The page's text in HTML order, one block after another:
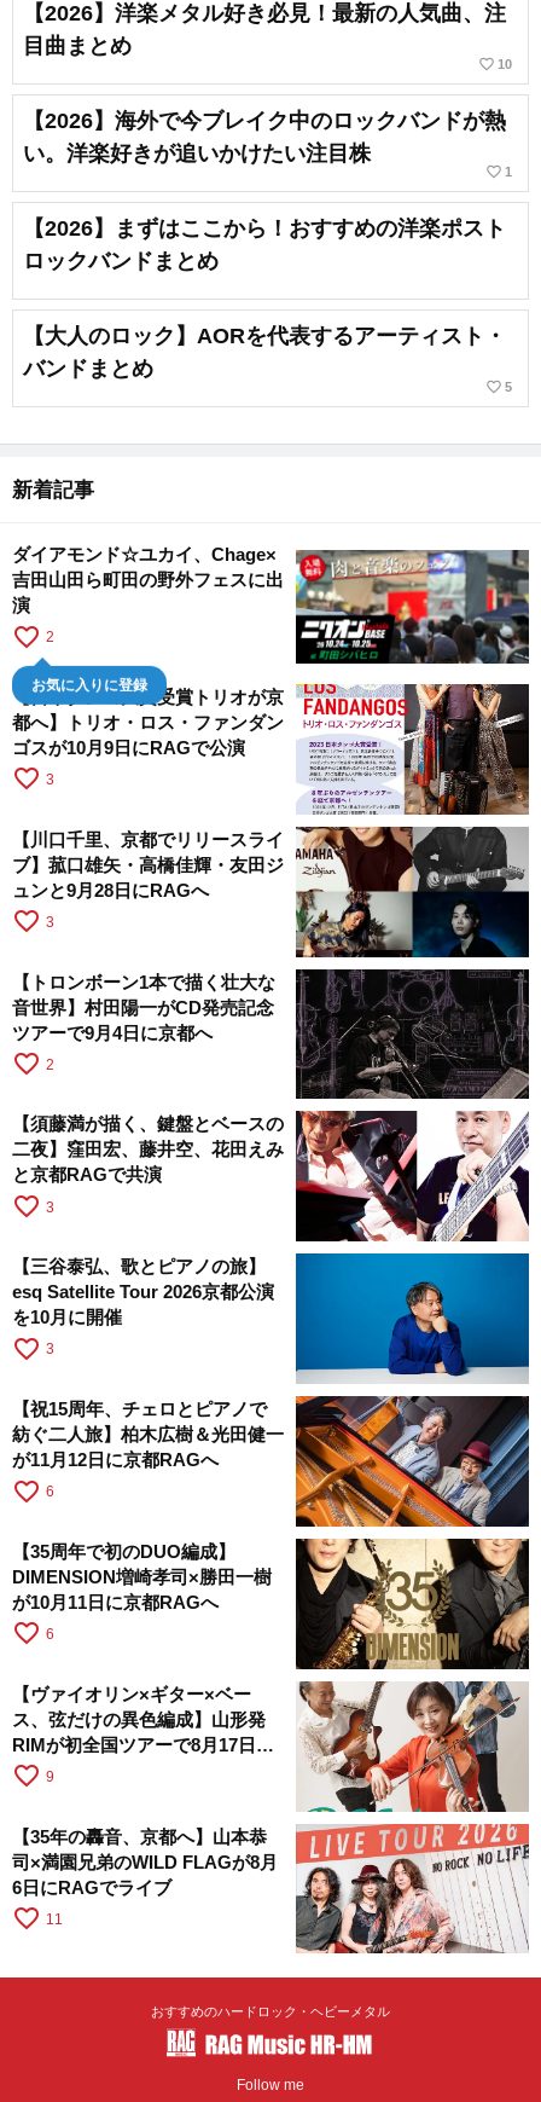
【2026】洋楽メタル好き必見！最新の人気曲、注
目曲まとめ
favorite_border 10
【2026】海外で今ブレイク中のロックバンドが熱
い。洋楽好きが追いかけたい注目株
favorite_border 1
【2026】まずはここから！おすすめの洋楽ポスト
ロックバンドまとめ
【大人のロック】AORを代表するアーティスト・
バンドまとめ
favorite_border 5
新着記事
ダイアモンド☆ユカイ、Chage×
吉田山田ら町田の野外フェスに出
演
favorite_border 2
お気に入りに登録
【日本タンゴ大賞受賞トリオが京
都へ】トリオ・ロス・ファンダン
ゴスが10月9日にRAGで公演
favorite_border 3
【川口千里、京都でリリースライ
ブ】菰口雄矢・高橋佳輝・友田ジ
ュンと9月28日にRAGへ
favorite_border 3
【トロンボーン1本で描く壮大な
音世界】村田陽一がCD発売記念
ツアーで9月4日に京都へ
favorite_border 2
【須藤満が描く、鍵盤とベースの
二夜】窪田宏、藤井空、花田えみ
と京都RAGで共演
favorite_border 3
【三谷泰弘、歌とピアノの旅】
esq Satellite Tour 2026京都公演
を10月に開催
favorite_border 3
【祝15周年、チェロとピアノで
紡ぐ二人旅】柏木広樹＆光田健一
が11月12日に京都RAGへ
favorite_border 6
【35周年で初のDUO編成】
DIMENSION増崎孝司×勝田一樹
が10月11日に京都RAGへ
favorite_border 6
【ヴァイオリン×ギター×ベー
ス、弦だけの異色編成】山形発
RIMが初全国ツアーで8月17日に
RAGへ
favorite_border 9
【35年の轟音、京都へ】山本恭
司×満園兄弟のWILD FLAGが8月
6日にRAGでライブ
favorite_border 11
おすすめのハードロック・ヘビーメタル
Follow me